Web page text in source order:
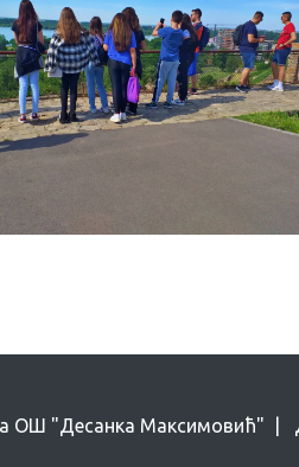
ОШ "Десанка Максимовић" |